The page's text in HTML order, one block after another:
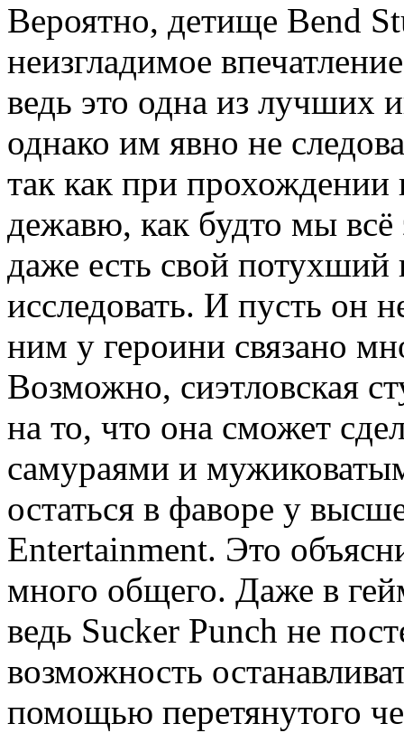
Вероятно, детище Bend
неизгладимое
ведь это одна из лучших
однако им явно не
так как при прохождении
дежавю, как будто мы всё
даже есть свой
исследовать. И пусть он
ним у героини связано
Возможно, сиэтловская
на то, что она сможет
самураями и
остаться в фаворе у
Entertainment. Это
много общего. Даже в
ведь Sucker Punch не
возможность
помощью перетянутого